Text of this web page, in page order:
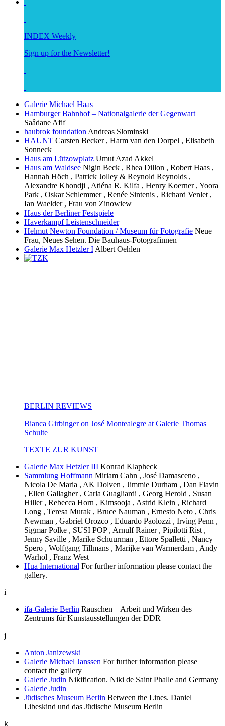
INDEX Weekly
Sign up for the Newsletter!
Galerie Michael Haas
Hamburger Bahnhof – Nationalgalerie der Gegenwart
Saâdane Afif
haubrok foundation Andreas Slominski
HAUNT Carsten Becker , Harm van den Dorpel , Elisabeth
Sonneck
Haus am Lützowplatz Umut Azad Akkel
Haus am Waldsee Nigin Beck , Rhea Dillon , Robert Haas ,
Hannah Höch , Patrick Jolley & Reynold Reynolds ,
Alexandre Khondji , Atiéna R. Kilfa , Henry Koerner , Yoora
Park , Oskar Schlemmer , Renée Sintenis , Richard Venlet ,
Ian Waelder , Frau von Zinowiew
Haus der Berliner Festspiele
Haverkampf Leistenschneider
Helmut Newton Foundation / Museum für Fotografie Neue
Frau, Neues Sehen. Die Bauhaus-Fotografinnen
Galerie Max Hetzler I Albert Oehlen
BERLIN REVIEWS
Bianca Girbinger on José Montealegre at Galerie Thomas
Schulte
TEXTE ZUR KUNST
Galerie Max Hetzler III Konrad Klapheck
Sammlung Hoffmann Miriam Cahn , José Damasceno ,
Nicola De Maria , AK Dolven , Jimmie Durham , Dan Flavin
, Ellen Gallagher , Carla Guagliardi , Georg Herold , Susan
Hiller , Rebecca Horn , Kimsooja , Astrid Klein , Richard
Long , Teresa Murak , Bruce Nauman , Ernesto Neto , Chris
Newman , Gabriel Orozco , Eduardo Paolozzi , Irving Penn ,
Sigmar Polke , SUSI POP , Arnulf Rainer , Pipilotti Rist ,
Jenny Saville , Marike Schuurman , Ettore Spalletti , Nancy
Spero , Wolfgang Tillmans , Marijke van Warmerdam , Andy
Warhol , Franz West
Hua International For further information please contact the
gallery.
i
ifa-Galerie Berlin Rauschen – Arbeit und Wirken des
Zentrums für Kunstausstellungen der DDR
j
Anton Janizewski
Galerie Michael Janssen For further information please
contact the gallery
Galerie Judin Nikification. Niki de Saint Phalle and Germany
Galerie Judin
Jüdisches Museum Berlin Between the Lines. Daniel
Libeskind und das Jüdische Museum Berlin
k